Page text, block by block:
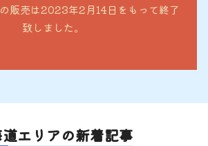
販売は2023年2月14日をもって終了
致しました。
エリアの新着記事